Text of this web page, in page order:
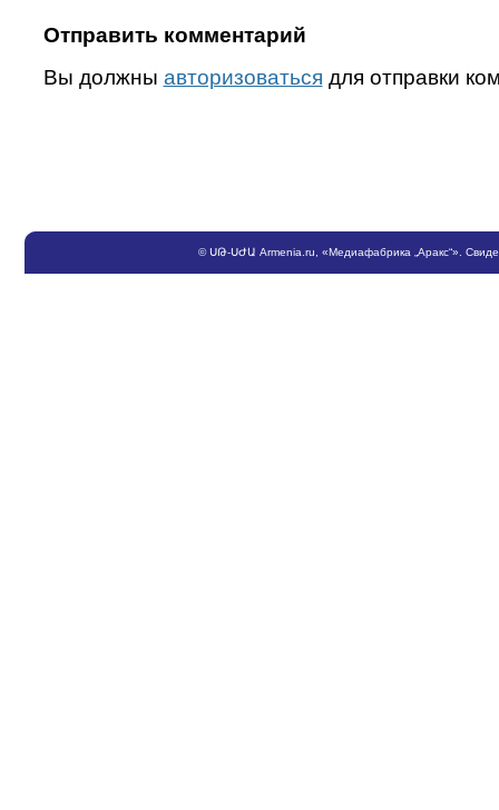
Отправить комментарий
Вы должны авторизоваться для отправки
©ՍԹ-ՍԺԱ Armenia.ru , «Медиафабрика „Аракс“».